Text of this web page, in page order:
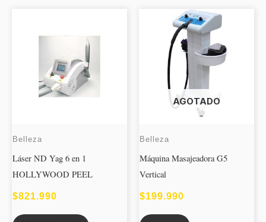
Belleza
Láser ND Yag 6 en 1
HOLLYWOOD PEEL
$821.990
AGOTADO
Belleza
Máquina Masajeadora G5
Vertical
$199.990